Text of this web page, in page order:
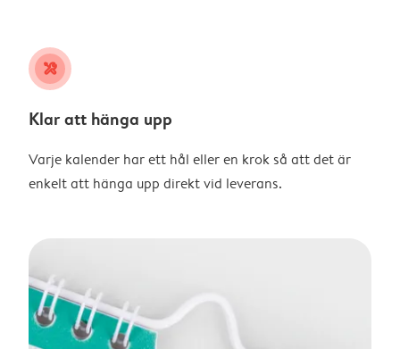
tools
Klar att hänga upp
Varje kalender har ett hål eller en krok så att det är
enkelt att hänga upp direkt vid leverans.